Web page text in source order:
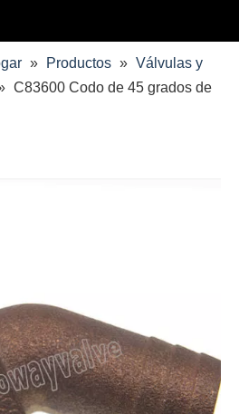
» Productos » Válvulas y
C83600 Codo de 45 grados de